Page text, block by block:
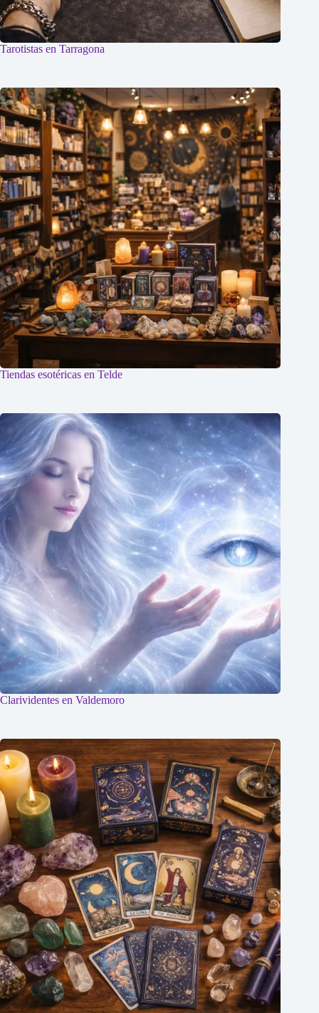
Tarotistas en Tarragona
Tiendas esotéricas en Telde
Clarividentes en Valdemoro